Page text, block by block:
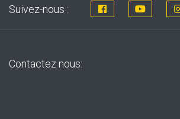
Suivez-nous :
Contactez nous: